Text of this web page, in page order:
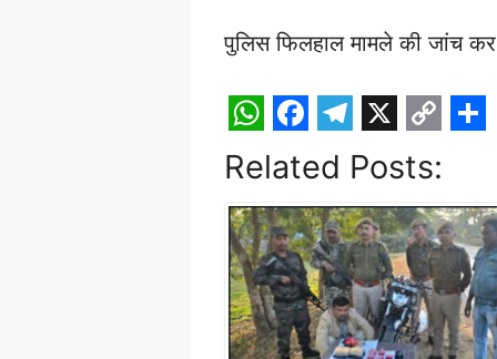
पुलिस फिलहाल मामले की जांच
W
h
a
t
s
A
F
a
c
e
b
o
T
e
l
e
g
r
X
C
o
p
y
L
i
a
r
e
Related Posts: